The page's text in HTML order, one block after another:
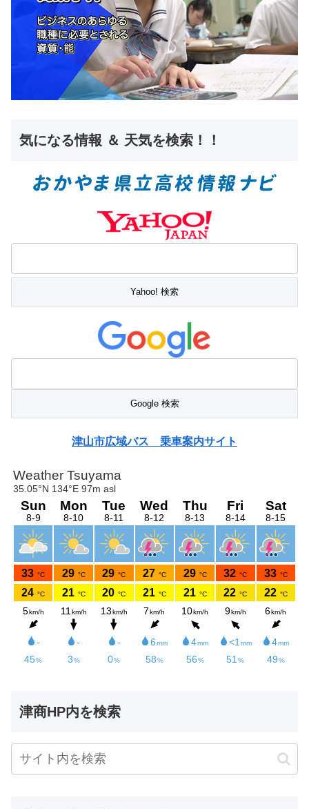
気になる情報 ＆ 天気を検索！！
津山市広域バス 乗車案内サイト
津商HP内を検索